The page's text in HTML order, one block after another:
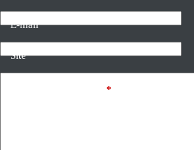
E-mail
Site
*